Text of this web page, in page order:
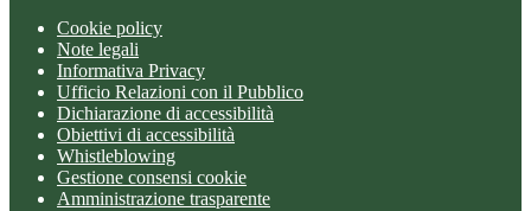
Cookie policy
Note legali
Informativa Privacy
Ufficio Relazioni con il Pubblico
Dichiarazione di accessibilità
Obiettivi di accessibilità
Whistleblowing
Gestione consensi cookie
Amministrazione trasparente